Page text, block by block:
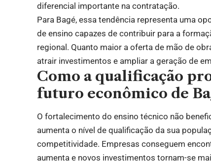
diferencial importante na contratação.
Para Bagé, essa tendência representa uma
de ensino capazes de contribuir para a
regional. Quanto maior a oferta de mão de
atrair investimentos e ampliar a geração de
Como a qualificação
futuro econômico de
O fortalecimento do ensino técnico não
aumenta o nível de qualificação da sua
competitividade. Empresas conseguem
aumenta e novos investimentos tornam-se